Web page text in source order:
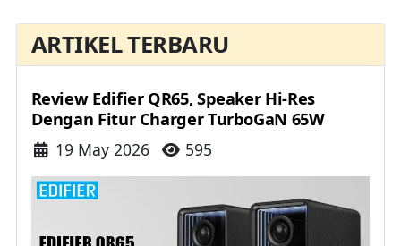
ARTIKEL TERBARU
Review Edifier QR65, Speaker Hi-Res
Dengan Fitur Charger TurboGaN 65W
Details
19 May 2026 595